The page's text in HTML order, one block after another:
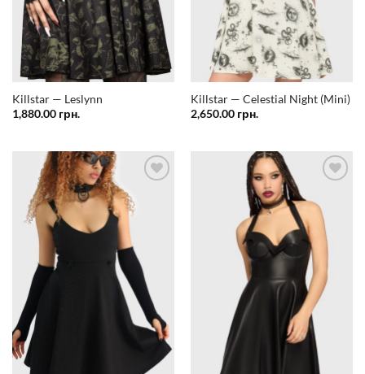
Killstar — Leslynn
1,880.00 грн.
Killstar — Celestial Night (Mini)
2,650.00 грн.
бажань
Додати
у
список
бажань